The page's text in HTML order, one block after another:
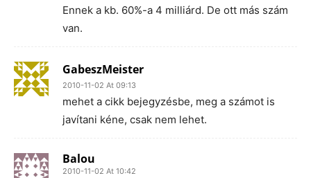
Ennek a kb. 60%-a 4 milliárd. De ott más szám
van.
GabeszMeister
2010-11-02 At 09:13
mehet a cikk bejegyzésbe, meg a számot is
javítani kéne, csak nem lehet.
Balou
2010-11-02 At 10:42